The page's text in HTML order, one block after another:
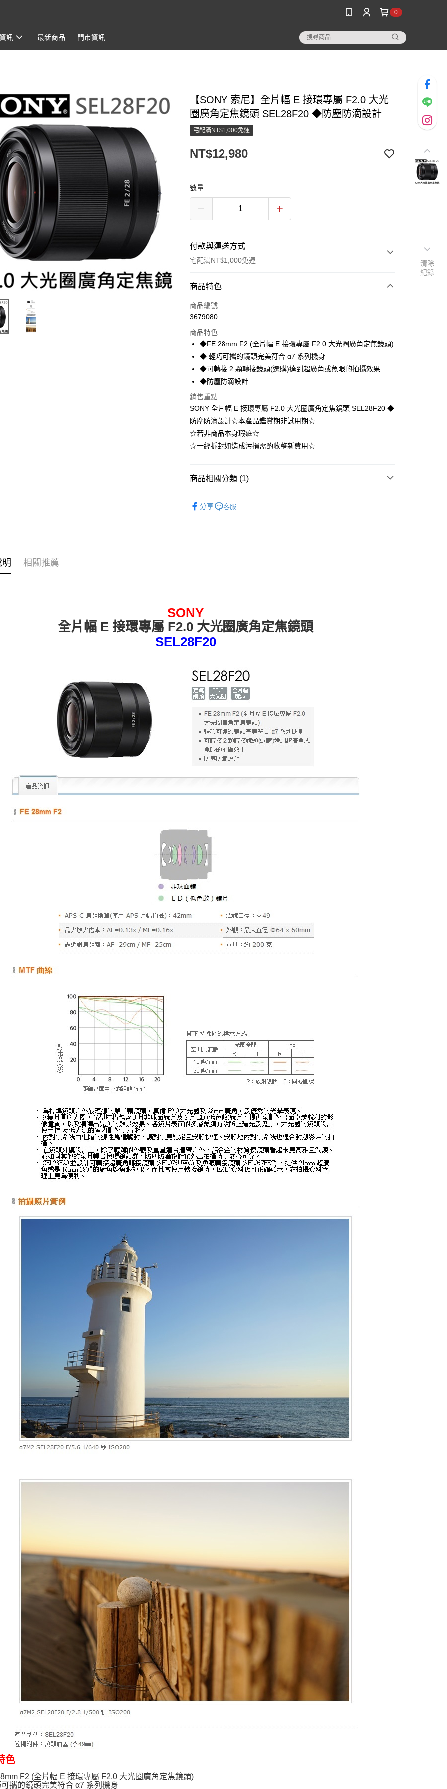
0
訊 最新商品 門市資訊
【SONY 索尼】全片幅 E 接環專屬 F2.0 大光
圈廣角定焦鏡頭 SEL28F20 ◆防塵防滴設計
宅配滿NT$1,000免運
NT$12,980
數量
付款與運送方式
宅配滿NT$1,000免運
付款方式
信用卡一次付款
街口支付
悠遊付
運送方式
宅配
每筆NT$100，滿NT$1,000(含以上)免運費
貨到付現給宅配司機 (大家電需貨到付款服務 請電洽0977103621)
商品特色
商品編號
3679080
商品特色
◆FE 28mm F2 (全片幅 E 接環專屬 F2.0 大光圈廣角定焦鏡頭)
◆ 輕巧可攜的鏡頭完美符合 α7 系列機身
◆可轉接 2 顆轉接鏡頭(選購)達到超廣角或魚眼的拍攝效果
◆防塵防滴設計
銷售重點
SONY 全片幅 E 接環專屬 F2.0 大光圈廣角定焦鏡頭 SEL28F20 ◆
防塵防滴設計☆本產品鑑賞期非試用期☆
☆若非商品本身瑕疵☆
☆一經拆封如造成污損需酌收整新費用☆
商品相關分類 (1)
分享
客服
明 相關推薦
SONY
全片幅 E 接環專屬 F2.0 大光圈廣角定焦鏡頭
SEL28F20
色
F2 (全片幅 E 接環專屬 F2.0 大光圈廣角定焦鏡頭)
攜的鏡頭完美符合 α7 系列機身
清除
紀錄